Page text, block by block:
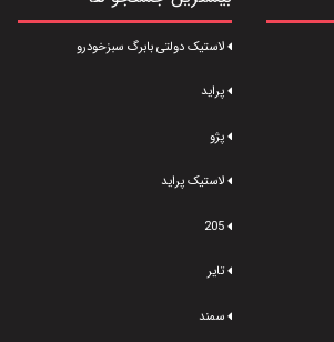
لاستیک دولتی بابرگ سبزخودرو
پراید
پژو
لاستیک پراید
205
تایر
سمند